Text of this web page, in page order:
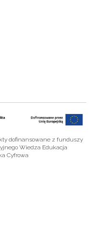
dofinansowane z funduszy
Wiedza Edukacja
Cyfrowa